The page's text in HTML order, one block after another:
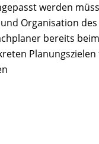
werden
Organisation
bereits